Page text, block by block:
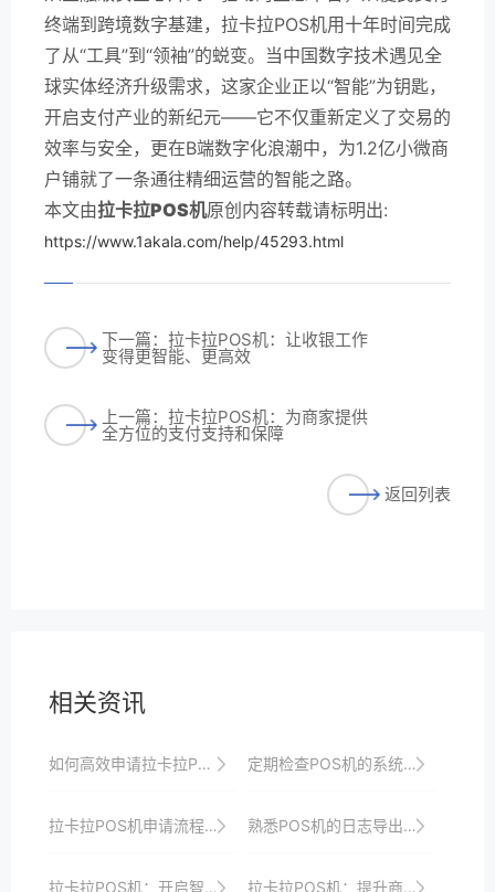
终端到跨境数字基建，拉卡拉POS机用十年时间完成
了从“工具”到“领袖”的蜕变。当中国数字技术遇见全
球实体经济升级需求，这家企业正以“智能”为钥匙，
开启支付产业的新纪元——它不仅重新定义了交易的
效率与安全，更在B端数字化浪潮中，为1.2亿小微商
户铺就了一条通往精细运营的智能之路。
本文由拉卡拉POS机原创内容转载请标明出:
https://www.1akala.com/help/45293.html
下一篇：拉卡拉POS机：让收银工作
变得更智能、更高效
上一篇：拉卡拉POS机：为商家提供
全方位的支付支持和保障
返回列表
相关资讯
如何高效申请拉卡拉POS机？专业指南来了 定期检查POS机的系统性能，确保流畅运行。
拉卡拉POS机申请流程及使用体验全解析 熟悉POS机的日志导出功能，以便审计和合规检查。
拉卡拉POS机：开启智慧支付的新时代 拉卡拉POS机：提升商家服务质量的利器